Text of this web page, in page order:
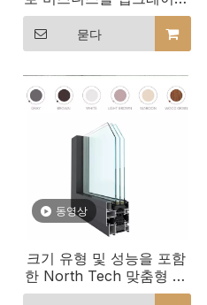
하세요
묻다
동영상
크기 유형 및 성능을 포함
한 North Tech 맞춤형 알
루미늄 도어 및 창